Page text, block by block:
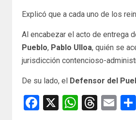
Explicó que a cada uno de los
Al encabezar el acto de entrega
Pueblo, Pablo Ulloa, quién se
jurisdicción contencioso-
De su lado, el Defensor del
Facebook
X